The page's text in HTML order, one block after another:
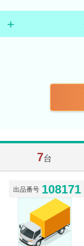
7台
出品番号 108171